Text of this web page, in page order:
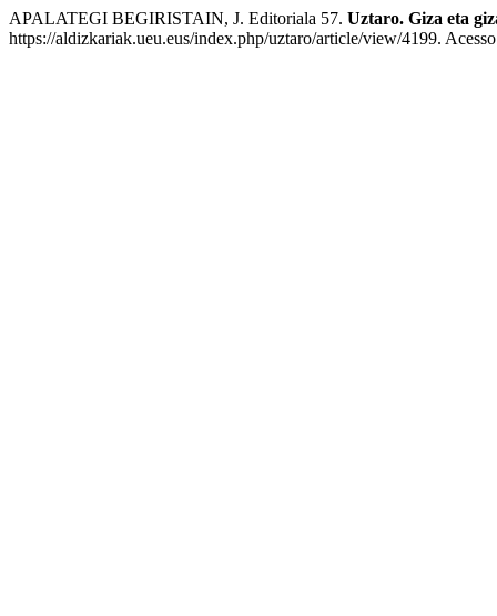
APALATEGI BEGIRISTAIN, J. Editoriala 57. Uztaro. Giza eta
https://aldizkariak.ueu.eus/index.php/uztaro/article/view/4199.